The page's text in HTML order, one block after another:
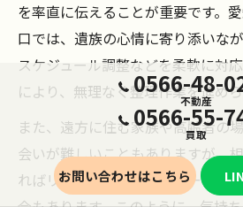
を率直に伝えることが重要です。
口では、遺族の心情に寄り添いな
スケジュール調整などを柔軟に対
により、無理なく整理作業を進めら
また、遠方に住む家族や高齢者の
会いが難しいこともありますが、
ればリモート対応や代行サービス
0566-48-
不動産
0566-55-
買取
お問い合わせはこちら